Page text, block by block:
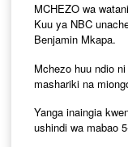
MCHEZO wa
Kuu ya NBC
Benjamin Mkapa.
Mchezo huu ndio
mashariki na
Yanga inaingia
ushindi wa mabao